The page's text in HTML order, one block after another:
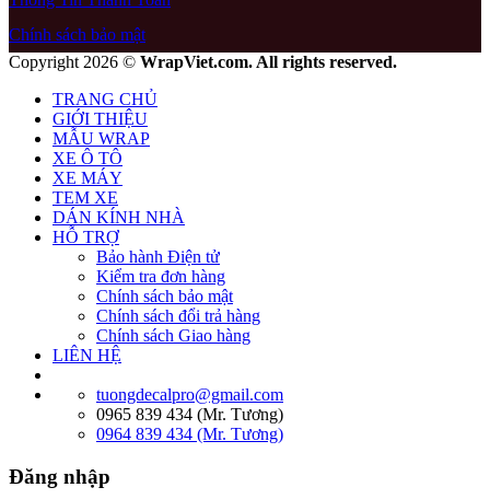
Chính sách bảo mật
Copyright 2026 © WrapViet.com. All rights reserved.
TRANG CHỦ
GIỚI THIỆU
MẪU WRAP
XE Ô TÔ
XE MÁY
TEM XE
DÁN KÍNH NHÀ
HỖ TRỢ
Bảo hành Điện tử
Kiểm tra đơn hàng
Chính sách bảo mật
Chính sách đổi trả hàng
Chính sách Giao hàng
LIÊN HỆ
tuongdecalpro@gmail.com
0965 839 434 (Mr. Tương)
0964 839 434 (Mr. Tương)
Đăng nhập